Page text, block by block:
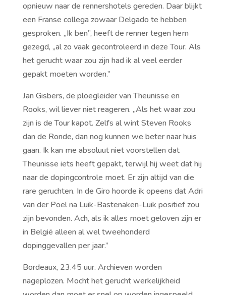
opnieuw naar de rennershotels gereden. Daar blijkt
een Franse collega zowaar Delgado te hebben
gesproken. ,,Ik ben’’, heeft de renner tegen hem
gezegd, ,,al zo vaak gecontroleerd in deze Tour. Als
het gerucht waar zou zijn had ik al veel eerder
gepakt moeten worden.’’
Jan Gisbers, de ploegleider van Theunisse en
Rooks, wil liever niet reageren. ,,Als het waar zou
zijn is de Tour kapot. Zelfs al wint Steven Rooks
dan de Ronde, dan nog kunnen we beter naar huis
gaan. Ik kan me absoluut niet voorstellen dat
Theunisse iets heeft gepakt, terwijl hij weet dat hij
naar de dopingcontrole moet. Er zijn altijd van die
rare geruchten. In de Giro hoorde ik opeens dat Adri
van der Poel na Luik-Bastenaken-Luik positief zou
zijn bevonden. Ach, als ik alles moet geloven zijn er
in België alleen al wel tweehonderd
dopinggevallen per jaar.’’
Bordeaux, 23.45 uur. Archieven worden
nageplozen. Mocht het gerucht werkelijkheid